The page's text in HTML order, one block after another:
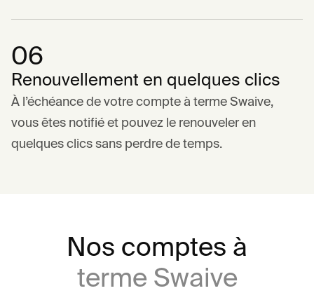
06
Renouvellement en quelques clics
À l’échéance de votre compte à terme Swaive,
vous êtes notifié et pouvez le renouveler en
quelques clics sans perdre de temps.
Nos comptes à
terme Swaive